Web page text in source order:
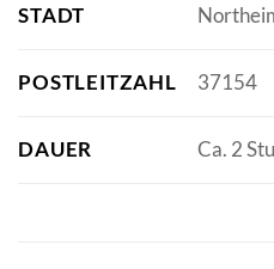
STADT
POSTLEITZAHL 37154
DAUER Ca. 2